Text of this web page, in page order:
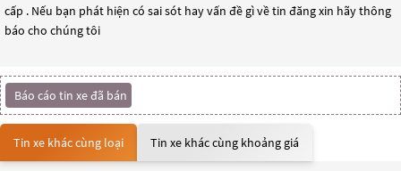
cấp . Nếu bạn phát hiện có sai sót hay vấn đề gì về tin đăng xin hãy thông
báo cho chúng tôi
Báo cáo tin xe đã bán
Tin xe khác cùng loại Tin xe khác cùng khoảng giá